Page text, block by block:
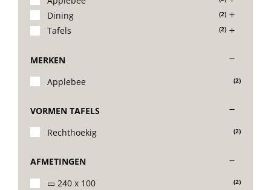
Stoelen
Tafels
Barset
Deck Chairs + voetbanken
Dining (2)
Tafels (2)
MERKEN
Applebee
(2)
VORMEN TAFELS
Rechthoekig
(2)
AFMETINGEN
▭ 240 x 100
(2)